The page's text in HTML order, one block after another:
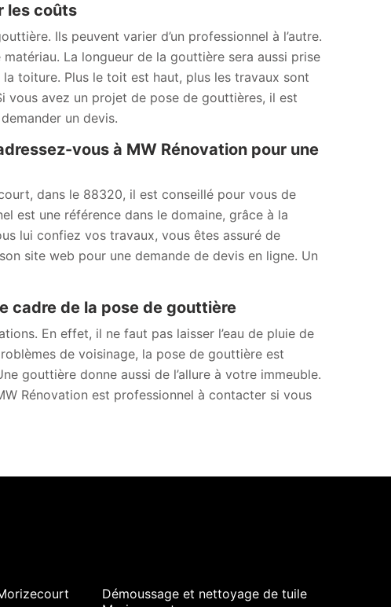
les coûts
Ils peuvent varier d’un professionnel à l’autre.
La longueur de la gouttière sera aussi prise
toiture. Plus le toit est haut, plus les travaux sont
vous avez un projet de pose de gouttières, il est
un devis.
vous à MW Rénovation pour une
dans le 88320, il est conseillé pour vous de
est une référence dans le domaine, grâce à la
lui confiez vos travaux, vous êtes assuré de
site web pour une demande de devis en ligne. Un
cadre de la pose de gouttière
En effet, il ne faut pas laisser l’eau de pluie de
de voisinage, la pose de gouttière est
gouttière donne aussi de l’allure à votre immeuble.
Rénovation est professionnel à contacter si vous
Démoussage et nettoyage de tuile